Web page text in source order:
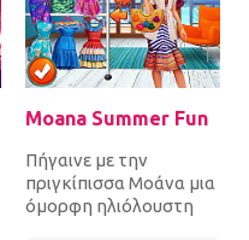
Moana Summer Fun
Πήγαινε με την
πριγκίπισσα Μοάνα μια
όμορφη ηλιόλουστη